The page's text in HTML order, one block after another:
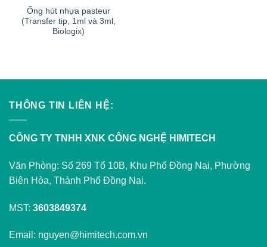
Ống hút nhựa pasteur
(Transfer tip, 1ml và 3ml,
Biologix)
THÔNG TIN LIÊN HỆ:
CÔNG TY TNHH XNK CÔNG NGHỆ HIMITECH
Văn Phòng: Số 269 Tổ 10B, Khu Phố Đồng Nai, Phường
Biên Hòa, Thành Phố Đồng Nai.
MST: 3603849374
Email: nguyen@himitech.com.vn